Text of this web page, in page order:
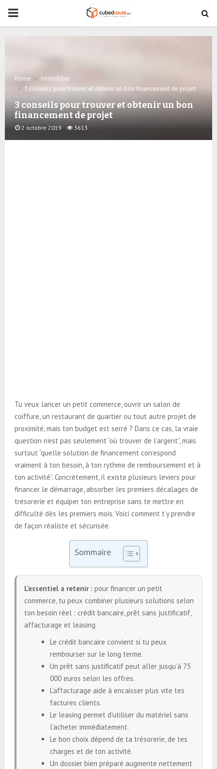
PRIMARY
Home
Immobilier
3 conseils pour trouver et obtenir un bon financement de projet
3 conseils pour trouver et obtenir un bon
financement de projet
2 octobre 2019 3613
Tu veux lancer un petit commerce, ouvrir un salon de
coiffure, un restaurant de quartier ou tout autre projet de
proximité, mais ton budget est serré ? Dans ce cas, la vraie
question n’est pas seulement “où trouver de l’argent”, mais
surtout “quelle solution de financement correspond
vraiment à ton besoin, à ton rythme de remboursement et à
ton activité”. Concrètement, il existe plusieurs leviers pour
financer le démarrage, absorber les premiers décalages de
trésorerie et équiper ton entreprise sans te mettre en
difficulté dès les premiers mois. Voici comment t’y prendre
de façon réaliste et sécurisée.
Sommaire
L’essentiel a retenir : pour financer un petit
commerce, tu peux combiner plusieurs solutions selon
ton besoin réel : crédit bancaire, prêt sans justificatif,
affacturage et leasing.
Le crédit bancaire convient si tu peux
rembourser sur le long terme.
Un prêt sans justificatif peut aller jusqu’à 75
000 euros selon les offres.
L’affacturage aide à encaisser plus vite tes
factures clients.
Le leasing permet d’utiliser du matériel sans
l’acheter immédiatement.
Le bon choix dépend de ta trésorerie, de tes
charges et de ton activité.
Un dossier bien préparé augmente nettement